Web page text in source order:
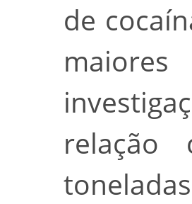
de
relação